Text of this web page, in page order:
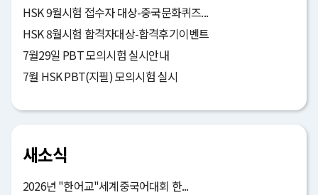
HSK 9월시험 접수자 대상-중국문화퀴즈...
HSK 8월시험 합격자대상-합격후기이벤트
7월29일 PBT 모의시험 실시안내
7월 HSK PBT(지필) 모의시험 실시
새소식
2026년 "한어교"세계중국어대회 한...